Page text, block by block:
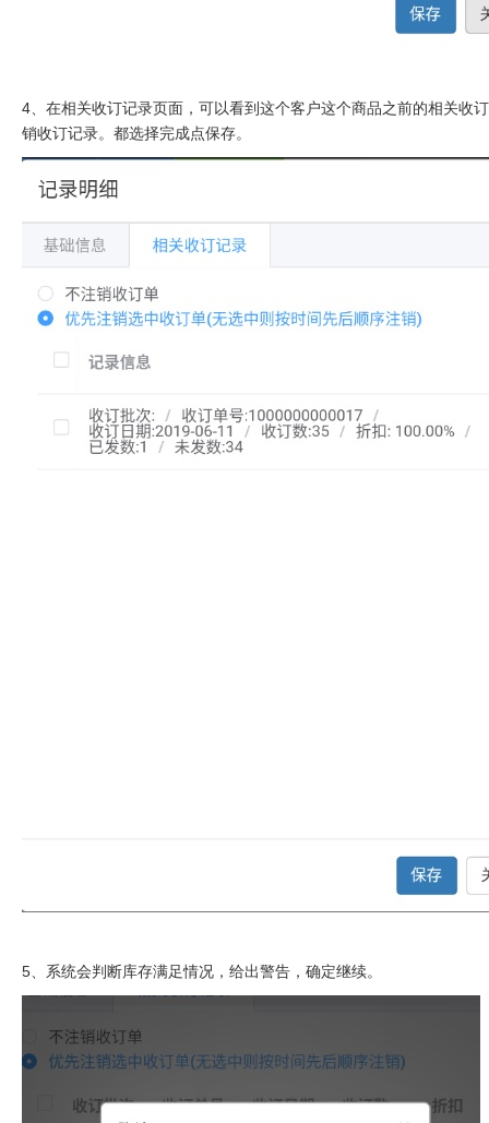
4、在相关收订记录页面，可以看到这个客户这个商品之前的相关收
销收订记录。都选择完成点保存。
5、系统会判断库存满足情况，给出警告，确定继续。